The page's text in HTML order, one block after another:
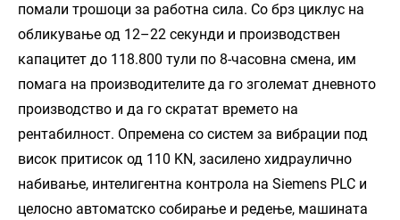
помали трошоци за работна сила. Со брз циклус на
обликување од 12–22 секунди и производствен
капацитет до 118.800 тули по 8-часовна смена, им
помага на производителите да го зголемат дневното
производство и да го скратат времето на
рентабилност. Опремена со систем за вибрации под
висок притисок од 110 KN, засилено хидраулично
набивање, интелигентна контрола на Siemens PLC и
целосно автоматско собирање и редење, машината